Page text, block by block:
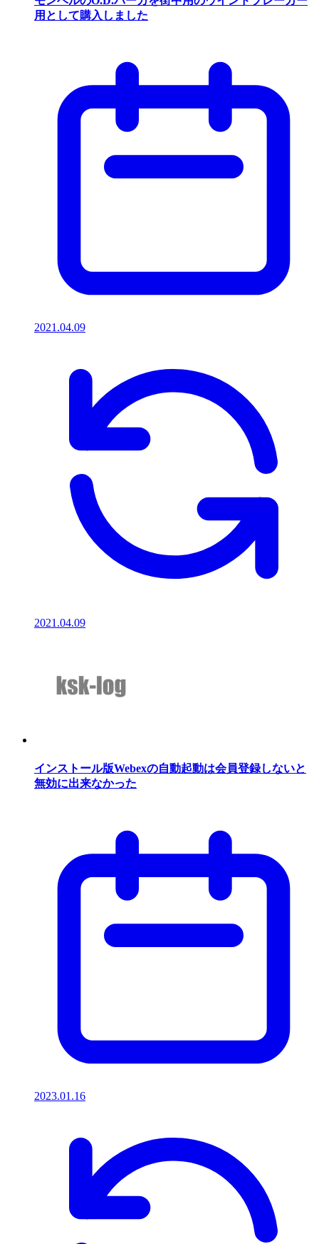
用として購入しました
2021.04.09
2021.04.09
インストール版Webexの自動起動は会員登録しないと
無効に出来なかった
2023.01.16